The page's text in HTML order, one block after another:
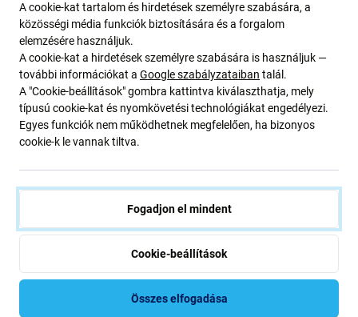
Newsletter Fix
Iratkozzon fel, hogy rendszeresen tájékoztatást kapjon az
ajánlatunkról szóló kedvezményekről és hírekről. Ugyanakkor
ennek az űrlapnak a benyújtásával megerősítem, hogy több mint
16 éves vagyok
Egyetértek azzal, hogy híreket kapjak
A cookie-kat tartalom és hirdetések személyre szabására, a
közösségi média funkciók biztosítására és a forgalom
elemzésére használjuk.
A cookie-kat a hirdetések személyre szabására is használjuk —
további információkat a Google szabályzataiban talál.
A "Cookie-beállítások" gombra kattintva kiválaszthatja, mely
típusú cookie-kat és nyomkövetési technológiákat engedélyezi.
Egyes funkciók nem működhetnek megfelelően, ha bizonyos
cookie-k le vannak tiltva.
Fogadjon el mindent
Cookie-beállítások
Összes elfogadása